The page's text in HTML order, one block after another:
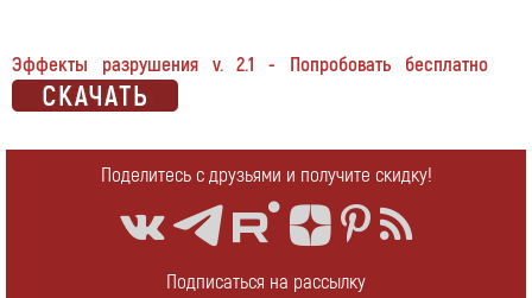
Эффекты разрушения v. 2.1 - Попробовать бесплатно
Поделитесь с друзьями и получите скидку!
Подписаться на рассылку